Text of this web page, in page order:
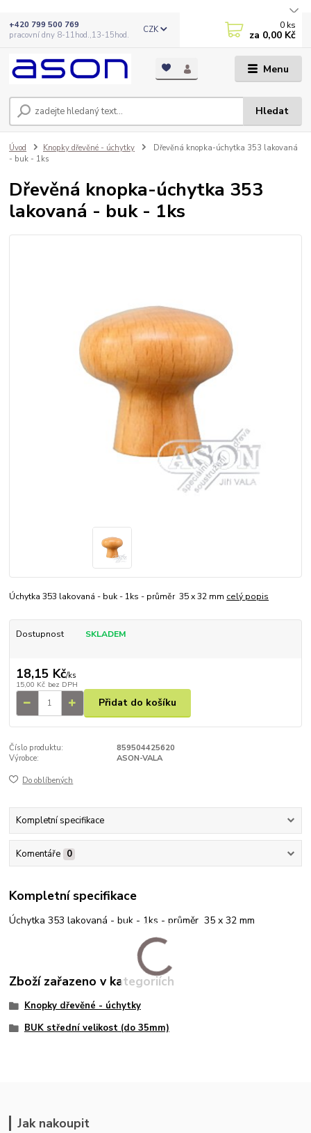
Menu
CZK
Hledat
+420 799 500 769
pracovní dny 8-11hod.,13-15hod.
0 ks
za 0,00 Kč
Úvod Knopky dřevěné - úchytky
Dřevěná knopka-úchytka 353 lakovaná
- buk - 1ks
Dřevěná knopka-úchytka 353
lakovaná - buk - 1ks
Úchytka 353 lakovaná - buk - 1ks - průměr 35 x 32 mm celý popis
Dostupnost SKLADEM
18,15 Kč/ks
15,00 Kč bez DPH
Přidat do košíku
Číslo produktu:
859504425620
Výrobce:
ASON-VALA
Do oblíbených
Kompletní specifikace
Komentáře 0
Kompletní specifikace
Úchytka 353 lakovaná - buk - 1ks - průměr 35 x 32 mm
Zboží zařazeno v kategoriích
Knopky dřevěné - úchytky
BUK střední velikost (do 35mm)
Jak nakoupit